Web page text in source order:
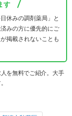
す
休みの調剤薬局」と
みの方に優先的にご
掲載されないことも
を無料でご紹介。大手